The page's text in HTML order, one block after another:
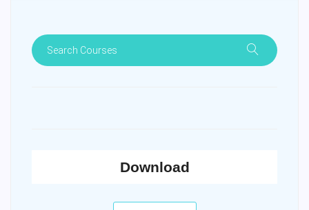
Download